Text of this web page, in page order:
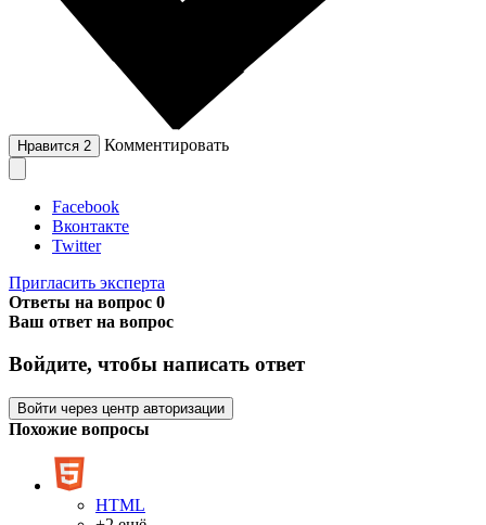
Нравится 2 Комментировать
Facebook
Вконтакте
Twitter
Пригласить эксперта
Ответы на вопрос 0
Ваш ответ на вопрос
Войдите, чтобы написать ответ
Войти через центр авторизации
Похожие вопросы
HTML